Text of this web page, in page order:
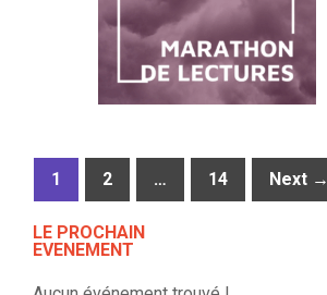
1 2 … 14 Next →
LE PROCHAIN
EVENEMENT